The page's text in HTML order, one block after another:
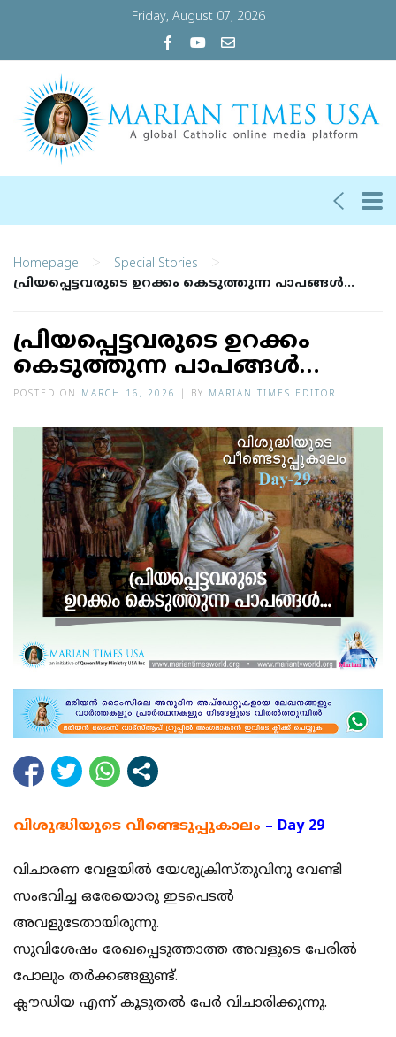
Friday, August 07, 2026
Homepage > Special Stories >
പ്രിയപ്പെട്ടവരുടെ ഉറക്കം കെടുത്തുന്ന പാപങ്ങള്‍…
പ്രിയപ്പെട്ടവരുടെ ഉറക്കം
കെടുത്തുന്ന പാപങ്ങള്‍…
POSTED ON MARCH 16, 2026 BY MARIAN TIMES EDITOR
വിശുദ്ധിയുടെ വീണ്ടെടുപ്പുകാലം – Day 29
വിചാരണ വേളയിൽ യേശുക്രിസ്തുവിനു വേണ്ടി
സംഭവിച്ച ഒരേയൊരു ഇടപെടൽ
അവളുടേതായിരുന്നു.
സുവിശേഷം രേഖപ്പെടുത്താത്ത അവളുടെ പേരിൽ
പോലും തർക്കങ്ങളുണ്ട്.
ക്ലൗഡിയ എന്ന് കൂടുതൽ പേർ വിചാരിക്കുന്നു.